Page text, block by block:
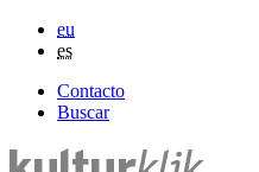
eu
es
Contacto
Buscar